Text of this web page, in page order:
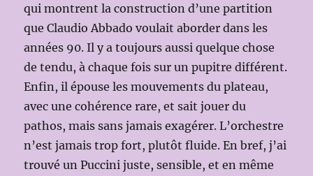
qui montrent la construction d’une partition
que Claudio Abbado voulait aborder dans les
années 90. Il y a toujours aussi quelque chose
de tendu, à chaque fois sur un pupitre différent.
Enfin, il épouse les mouvements du plateau,
avec une cohérence rare, et sait jouer du
pathos, mais sans jamais exagérer. L’orchestre
n’est jamais trop fort, plutôt fluide. En bref, j’ai
trouvé un Puccini juste, sensible, et en même